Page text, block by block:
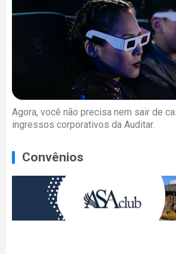
Agora, você não precisa nem sair de
ingressos corporativos da Auditar.
Convênios